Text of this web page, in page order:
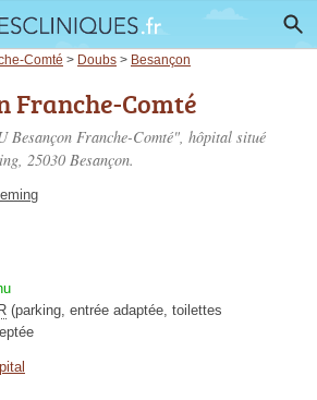
Comté > Doubs > Besançon
Franche-Comté
Besançon Franche-Comté", hôpital situé
, 25030 Besançon.
(parking, entrée adaptée, toilettes